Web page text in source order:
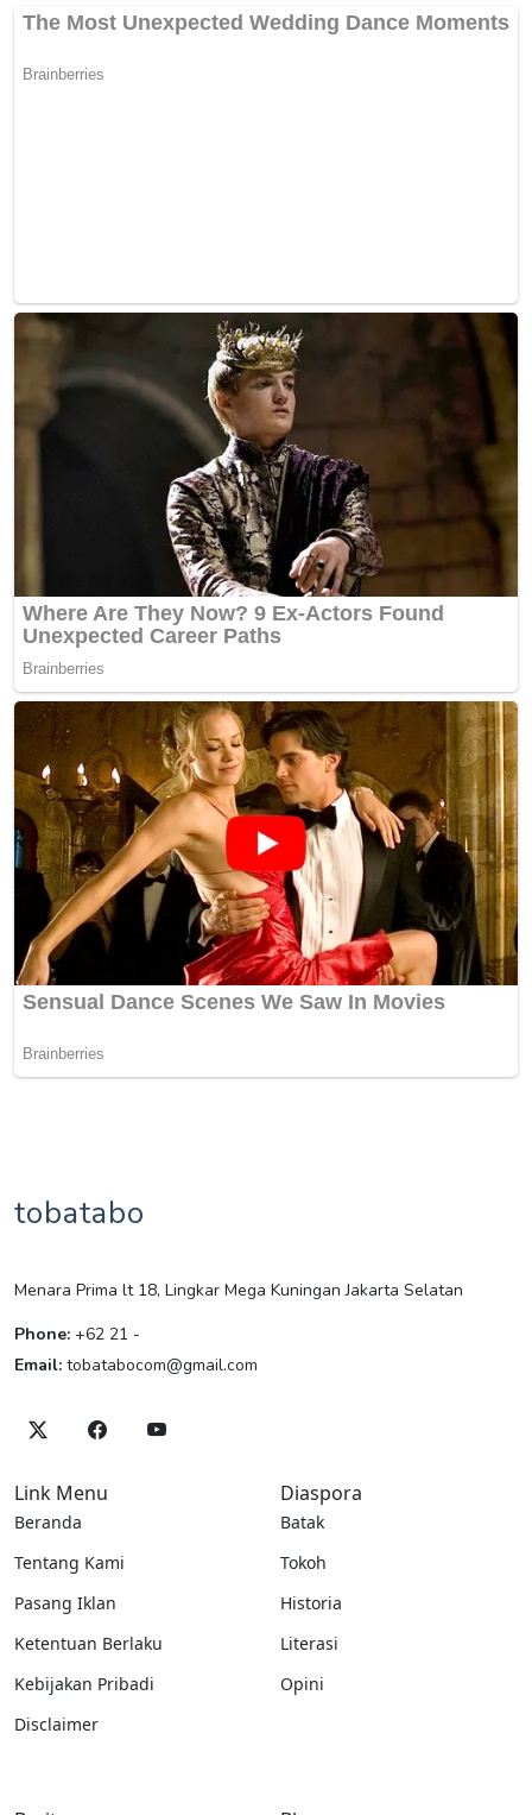
tobatabo
Menara Prima lt 18, Lingkar Mega Kuningan Jakarta Selatan
Phone: +62 21 -
Email: tobatabocom@gmail.com
Link Menu
Beranda
Tentang Kami
Pasang Iklan
Ketentuan Berlaku
Kebijakan Pribadi
Disclaimer
Diaspora
Batak
Tokoh
Historia
Literasi
Opini